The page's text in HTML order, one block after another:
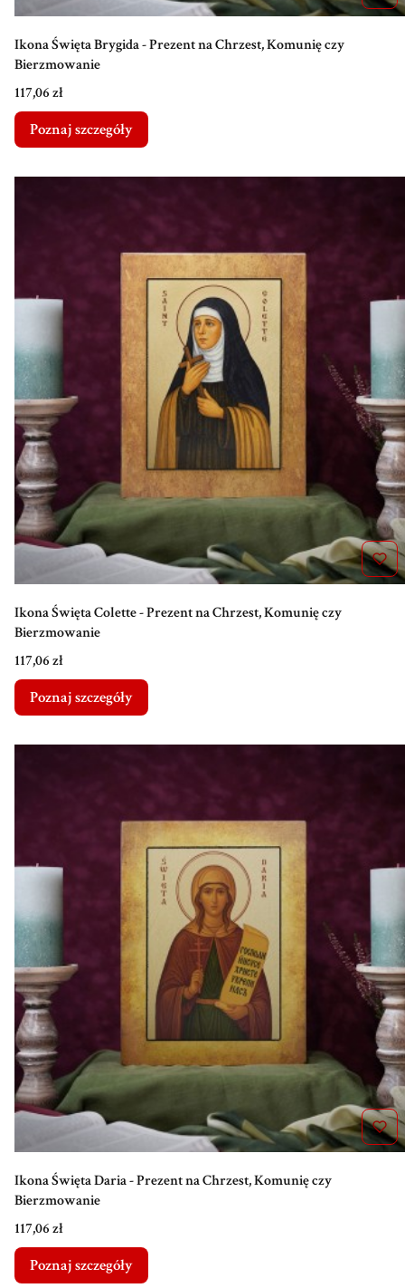
Ikona Święta Brygida - Prezent na Chrzest, Komunię czy
Bierzmowanie
Cena
117,06 zł
Poznaj szczegóły
Ikona Święta Colette - Prezent na Chrzest, Komunię czy
Bierzmowanie
Cena
117,06 zł
Poznaj szczegóły
Ikona Święta Daria - Prezent na Chrzest, Komunię czy
Bierzmowanie
Cena
117,06 zł
Poznaj szczegóły